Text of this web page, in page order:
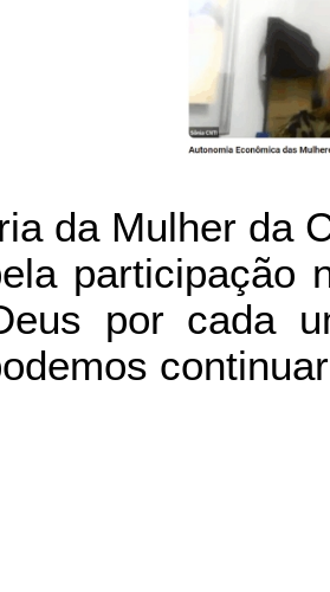
da Mulher da
participação
por cada